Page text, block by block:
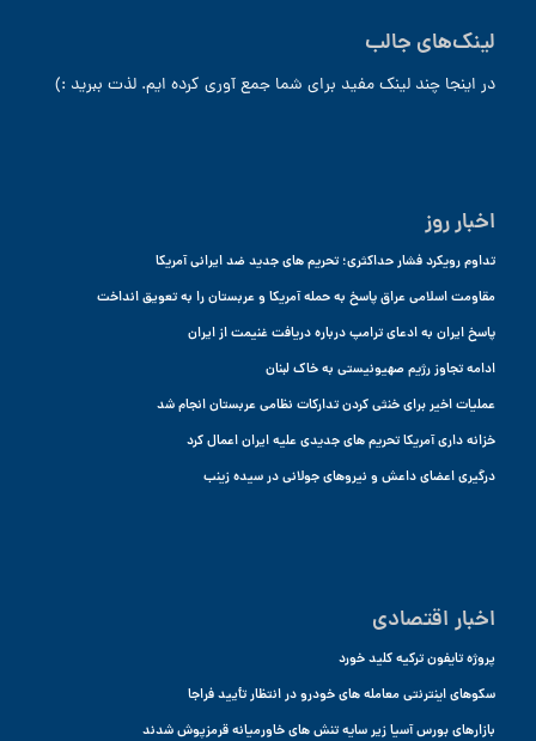
لینک‌های جالب
در اینجا چند لینک مفید برای شما جمع آوری کرده ایم. لذت ببرید :)
اخبار روز
تداوم رویکرد فشار حداکثری؛ تحریم های جدید ضد ایرانی آمریکا
مقاومت اسلامی عراق پاسخ به حمله آمریکا و عربستان را به تعویق انداخت
پاسخ ایران به ادعای ترامپ درباره دریافت غنیمت از ایران
ادامه تجاوز رژیم صهیونیستی به خاک لبنان
عملیات اخیر برای خنثی کردن تدارکات نظامی عربستان انجام شد
خزانه داری آمریکا تحریم های جدیدی علیه ایران اعمال کرد
درگیری اعضای داعش و نیروهای جولانی در سیده زینب
اخبار اقتصادی
پروژه تایفون ترکیه کلید خورد
سکوهای اینترنتی معامله های خودرو در انتظار تأیید فراجا
بازارهای بورس آسیا زیر سایه تنش های خاورمیانه قرمزپوش شدند